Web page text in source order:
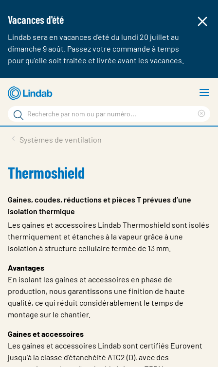
Vacances d'été
Lindab sera en vacances d'été du lundi 20 juillet au
dimanche 9 août. Passez votre commande à temps
pour qu'elle soit traitée et livrée avant les vacances.
Aller
au
contenu
principal
Rechercher
Rechercher
sur
Contact
Choose languge
Belgium - French
Systèmes de ventilation
Thermoshield
Gaines, coudes, réductions et pièces T prévues d’une
isolation thermique
Les gaines et accessoires Lindab Thermoshield sont isolés
thermiquement et étanches à la vapeur grâce à une
isolation à structure cellulaire fermée de 13 mm.
Avantages
En isolant les gaines et accessoires en phase de
production, nous garantissons une finition de haute
qualité, ce qui réduit considérablement le temps de
montage sur le chantier.
Gaines et accessoires
Les gaines et accessoires Lindab sont certifiés Eurovent
jusqu'à la classe d'étanchéité ATC2 (D), avec des